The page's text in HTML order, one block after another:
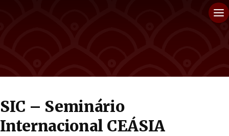
SIC – Seminário
Internacional CEÁSIA